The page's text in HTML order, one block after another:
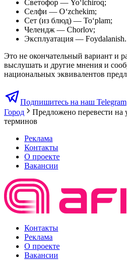
Светофор — Yo‘lchiroq;
Селфи — O‘zchekim;
Сет (из блюд) — To‘plam;
Челендж — Chorlov;
Эксплуатация — Foydalanish.
Это не окончательный вариант и
выслушать и другие мнения и
национальных эквивалентов
Подпишитесь на наш Telegram
Город
Предложено перевести на
терминов
Реклама
Контакты
О проекте
Вакансии
Контакты
Реклама
О проекте
Вакансии